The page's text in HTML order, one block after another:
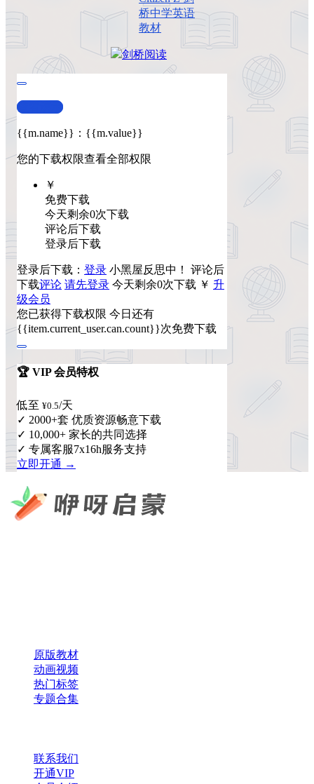
桥中学英语
教材
剑桥阅读
查看演示
{{m.name}} ： {{m.value}}
您的下载权限查看全部权限
￥
免费下载
今天剩余0次下载
评论后下载
登录后下载
登录后下载： 登录 小黑屋反思中！ 评论后
下载评论 请先登录 今天剩余0次下载 ￥ 升
级会员
您已获得下载权限 今日还有
{{item.current_user.can.count}}次免费下载
🏆 VIP 会员特权
低至 ¥0.5/天
✓ 2000+套 优质资源畅意下载
✓ 10,000+ 家长的共同选择
✓ 专属客服7x16h服务支持
立即开通 →
原版教材
动画视频
热门标签
专题合集
联系我们
开通VIP